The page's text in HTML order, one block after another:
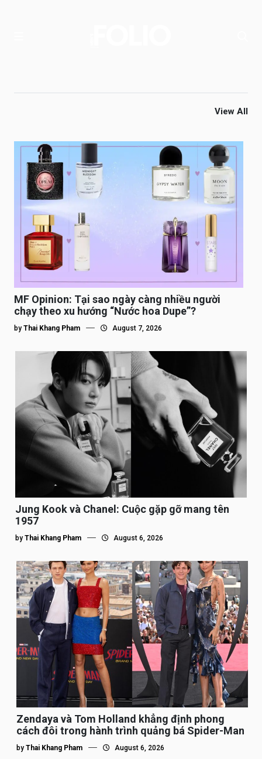
View All
MF Opinion: Tại sao ngày càng nhiều người
chạy theo xu hướng “Nước hoa Dupe”?
by Thai Khang Pham August 7, 2026
Jung Kook và Chanel: Cuộc gặp gỡ mang tên
1957
by Thai Khang Pham August 6, 2026
Zendaya và Tom Holland khẳng định phong
cách đôi trong hành trình quảng bá Spider-Man
by Thai Khang Pham August 6, 2026